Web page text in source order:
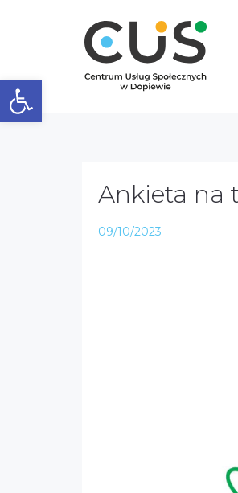
Otwórz pasek narzędzi
Ankieta na
09/10/2023